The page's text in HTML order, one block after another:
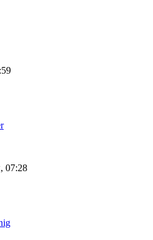
07:28